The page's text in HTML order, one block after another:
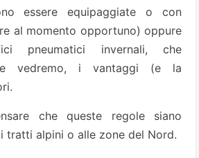
essere equipaggiate o con
al momento opportuno) oppure
pneumatici invernali, che
vedremo, i vantaggi (e la
che queste regole siano
tratti alpini o alle zone del Nord.